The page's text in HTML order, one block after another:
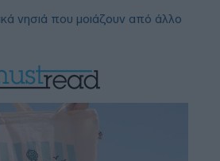
νησιά που μοιάζουν από άλλο